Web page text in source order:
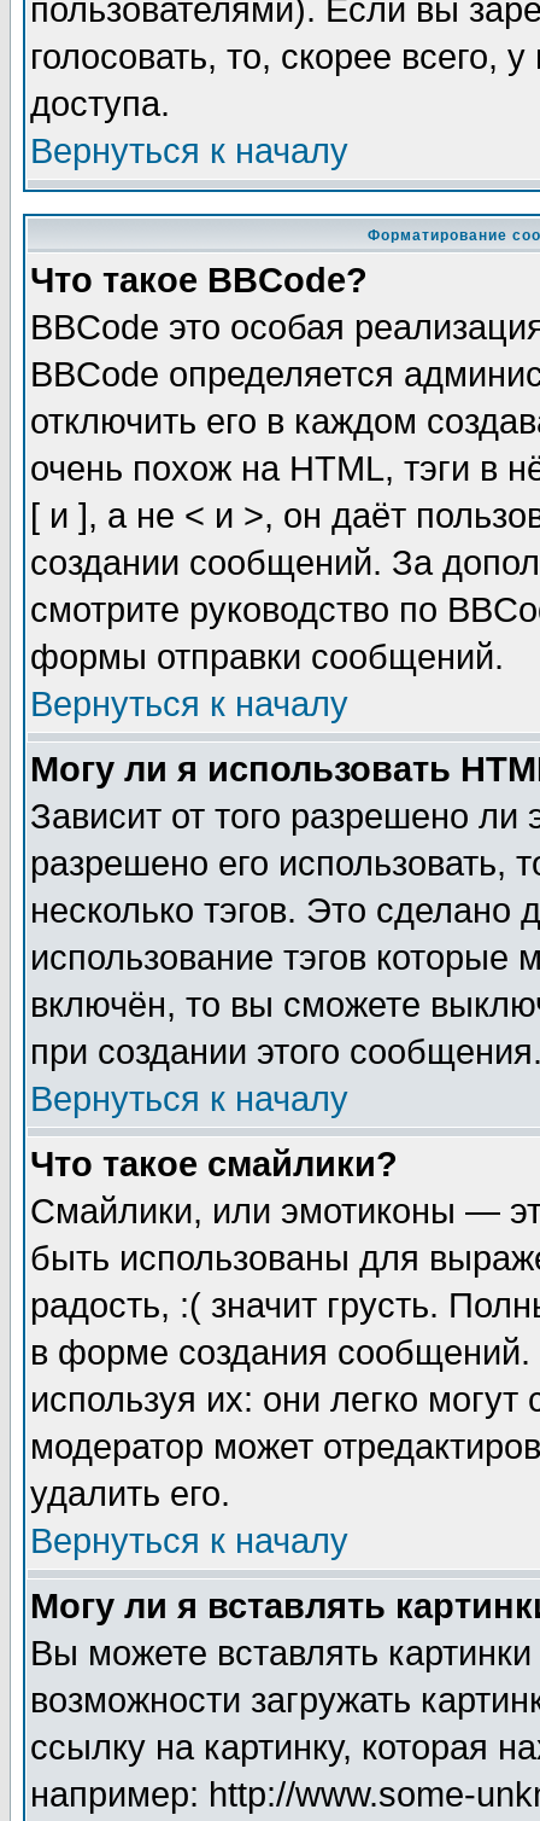
пользователями). Если вы
голосовать, то, скорее всего,
доступа.
Вернуться к началу
Форматирование
Что такое BBCode?
BBCode это особая
BBCode определяется
отключить его в каждом
очень похож на HTML, тэги в
[ и ], а не < и >, он даёт
создании сообщений. За
смотрите руководство по
формы отправки сообщений.
Вернуться к началу
Могу ли я использовать
Зависит от того разрешено
разрешено его использовать,
несколько тэгов. Это сделано
использование тэгов
включён, то вы сможете
при создании этого
Вернуться к началу
Что такое смайлики?
Смайлики, или эмотиконы —
быть использованы для
радость, :( значит грусть.
в форме создания сообщений.
используя их: они легко
модератор может
удалить его.
Вернуться к началу
Могу ли я вставлять
Вы можете вставлять
возможности загружать
ссылку на картинку, которая
например: http://www.some-